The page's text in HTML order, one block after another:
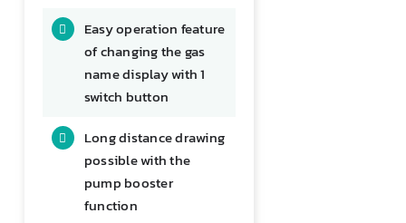
Easy operation feature
of changing the gas
name display with 1
switch button
Long distance drawing
possible with the
pump booster
function